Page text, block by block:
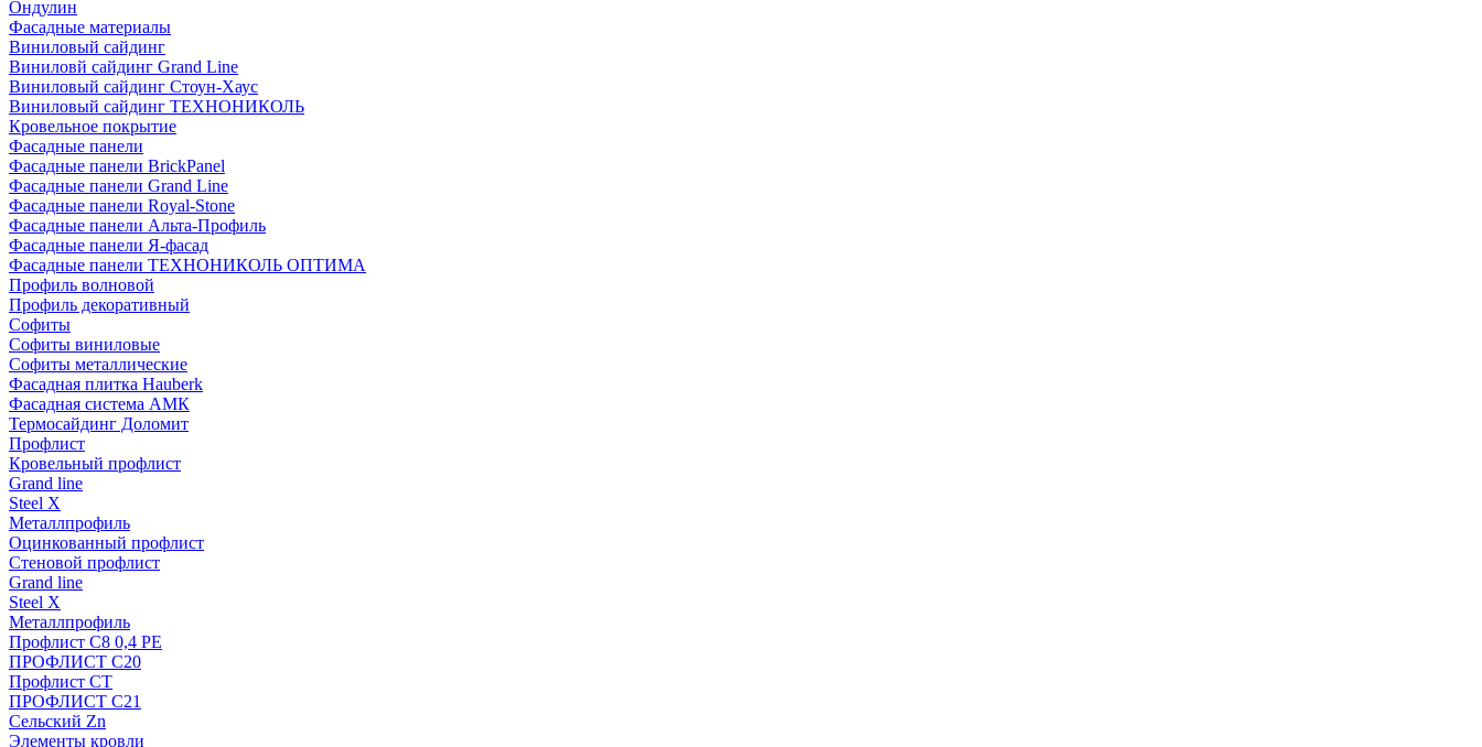
Ондулин
Фасадные материалы
Виниловый сайдинг
Виниловй сайдинг Grand Line
Виниловый сайдинг Стоун-Хаус
Виниловый сайдинг ТЕХНОНИКОЛЬ
Кровельное покрытие
Фасадные панели
Фасадные панели BrickPanel
Фасадные панели Grand Line
Фасадные панели Royal-Stone
Фасадные панели Альта-Профиль
Фасадные панели Я-фасад
Фасадные панели ТЕХНОНИКОЛЬ ОПТИМА
Профиль волновой
Профиль декоративный
Софиты
Софиты виниловые
Софиты металлические
Фасадная плитка Hauberk
Фасадная система АМК
Термосайдинг Доломит
Профлист
Кровельный профлист
Grand line
Steel X
Металлпрофиль
Оцинкованный профлист
Стеновой профлист
Grand line
Steel X
Металлпрофиль
Профлист С8 0,4 РЕ
ПРОФЛИСТ С20
Профлист СТ
ПРОФЛИСТ С21
Сельский Zn
Элементы кровли